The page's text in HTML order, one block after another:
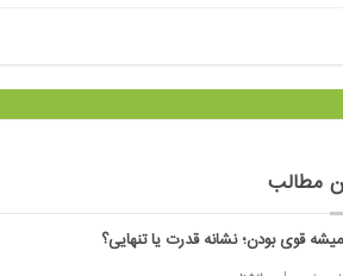
مطالب
قوی بودن؛ نشانه قدرت یا تنهایی؟